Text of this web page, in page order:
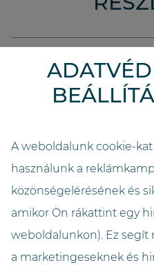
Kapacitás
9000
4,05
A weboldalunk cookie-kat
használunk a
közönségelérésének és
amikor Ön rákattint egy
weboldalunkon). Ez segít
a marketingeseknek és